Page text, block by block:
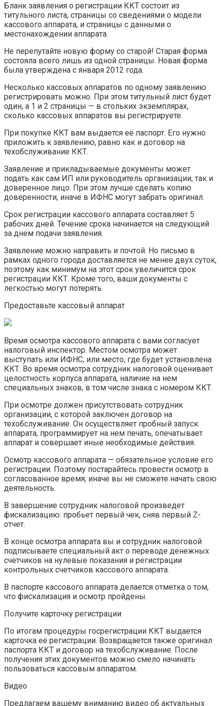
Бланк заявления о регистрации ККТ состоит из
титульного листа, страницы со сведениями о модели
кассового аппарата, и страницы с данными о
местонахождении аппарата.
Не перепутайте новую форму со старой! Старая форма
состояла всего лишь из одной страницы. Новая форма
была утверждена с января 2012 года.
Несколько кассовых аппаратов по одному заявлению
регистрировать можно. При этом титульный лист будет
один, а 1 и 2 страницы — в стольких экземплярах,
сколько кассовых аппаратов вы регистрируете.
При покупке ККТ вам выдается её паспорт. Его нужно
приложить к заявлению, равно как и договор на
техобслуживание ККТ.
Заявление и прикладываемые документы может
подать как сам ИП или руководитель организации, так и
доверенное лицо. При этом лучше сделать копию
доверенности, иначе в ИФНС могут забрать оригинал.
Срок регистрации кассового аппарата составляет 5
рабочих дней. Течение срока начинается на следующий
за днем подачи заявления.
Заявление можно направить и почтой. Но письмо в
рамках одного города доставляется не менее двух суток,
поэтому как минимум на этот срок увеличится срок
регистрации ККТ. Кроме того, ваши документы с
легкостью могут потерять.
Предоставьте кассовый аппарат
Время осмотра кассового аппарата с вами согласует
налоговый инспектор. Местом осмотра может
выступать или ИФНС, или место, где будет установлена
ККТ. Во время осмотра сотрудник налоговой оценивает
целостность корпуса аппарата, наличие на нем
специальных знаков, в том числе знака с номером ККТ.
При осмотре должен присутствовать сотрудник
организации, с которой заключен договор на
техобслуживание. Он осуществляет пробный запуск
аппарата, программирует на нем печать, опечатывает
аппарат и совершает иные необходимые действия.
Осмотр кассового аппарата — обязательное условие его
регистрации. Поэтому постарайтесь провести осмотр в
согласованное время, иначе вы не сможете начать свою
деятельность.
В завершение сотрудник налоговой произведет
фискализацию: пробьет первый чек, сняв первый Z-
отчет.
В конце осмотра аппарата вы и сотрудник налоговой
подписываете специальный акт о переводе денежных
счетчиков на нулевые показания и регистрации
контрольных счетчиков кассового аппарата.
В паспорте кассового аппарата делается отметка о том,
что фискализация и осмотр пройдены.
Получите карточку регистрации
По итогам процедуры госрегистрации ККТ выдается
карточка её регистрации. Возвращается также оригинал
паспорта ККТ и договор на техобслуживание. После
получения этих документов можно смело начинать
пользоваться кассовым аппаратом.
Видео
Предлагаем вашему вниманию видео об актуальных